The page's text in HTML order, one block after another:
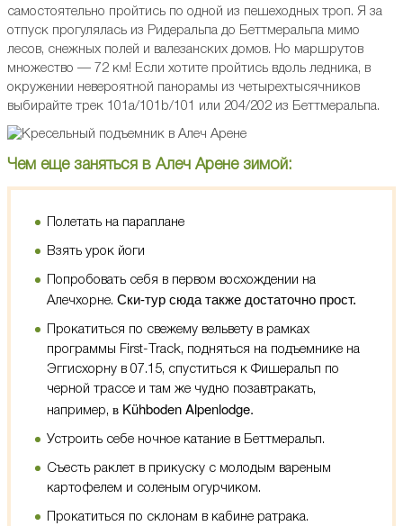
самостоятельно пройтись по одной из пешеходных троп. Я за
отпуск прогулялась из Ридеральпа до Беттмеральпа мимо
лесов, снежных полей и валезанских домов. Но маршрутов
множество — 72 км! Если хотите пройтись вдоль ледника, в
окружении невероятной панорамы из четырехтысячников
выбирайте трек 101a/101b/101 или 204/202 из Беттмеральпа.
Чем еще заняться в Алеч Арене зимой:
Полетать на параплане
Взять урок йоги
Попробовать себя в первом восхождении на
Алечхорне. Ски-тур сюда также достаточно прост.
Прокатиться по свежему вельвету в рамках
программы First-Track, подняться на подъемнике на
Эггисхорну в 07.15, спуститься к Фишеральп по
черной трассе и там же чудно позавтракать,
например, в Kühboden Alpenlodge.
Устроить себе ночное катание в Беттмеральп.
Съесть раклет в прикуску с молодым вареным
картофелем и соленым огурчиком.
Прокатиться по склонам в кабине ратрака.